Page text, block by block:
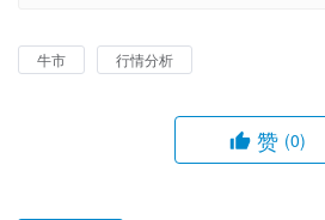
牛市 行情分析
赞 (0)